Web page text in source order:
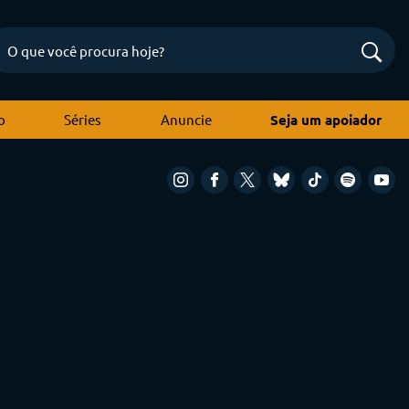
Séries Anuncie Seja um apoiador